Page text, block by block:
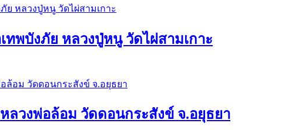
พบังภัย หลวงปู่หนู วัดไผ่สามเกาะ
ลวงพ่อล้อม วัดดอนกระสังข์ จ.อยุธยา